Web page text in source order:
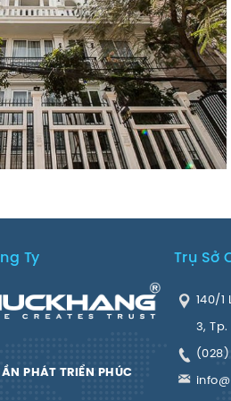
8 TẦNG
Ty
PHÁT TRIỂN PHÚC
Trụ Sở
140/1
3, Tp.